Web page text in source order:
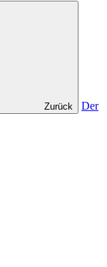
Zurück
Der